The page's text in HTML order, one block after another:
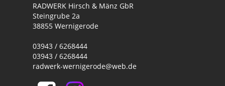
RADWERK Hirsch & Mänz GbR
Steingrube 2a
38855 Wernigerode
03943 / 6268444
03943 / 6268444
radwerk-wernigerode@web.de